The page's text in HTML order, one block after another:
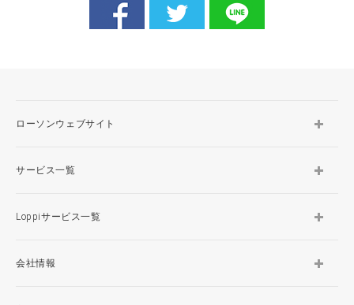
ローソンウェブサイト
サービス一覧
Loppiサービス一覧
会社情報